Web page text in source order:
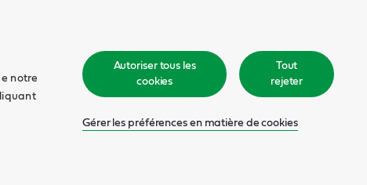
notre
Autoriser tous les
cookies
Tout
rejeter
Gérer les préférences en matière de cookies